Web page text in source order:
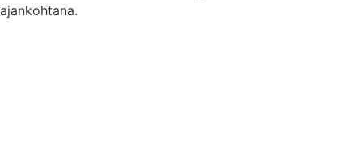
ajankohtana.